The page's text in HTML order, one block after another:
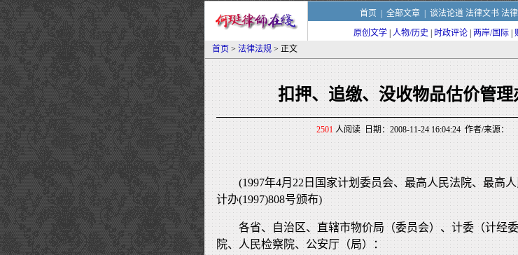
首页 全部文章| 谈法论道 法律文书 法
原创文学 人物/历史 时政评论 两岸/国际
首页 > 法律法规> 正文
扣押、追缴、没收物品估价管理
2501 人阅读 日期：2008-11-24 16:04:24 作者/来源：
(1997年4月22日国家计划委员会、最高人民法院、最高
计办(1997)808号颁布)
各省、自治区、直辖市物价局（委员会）、计委（计经
院、人民检察院、公安厅（局）：